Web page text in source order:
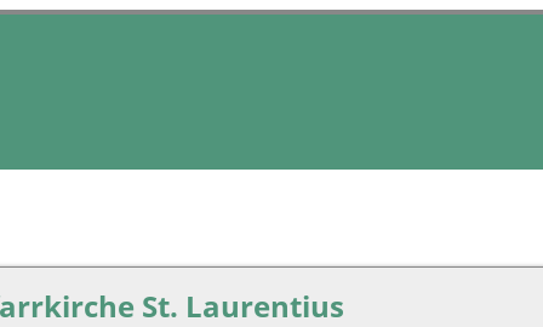
St. Laurentius